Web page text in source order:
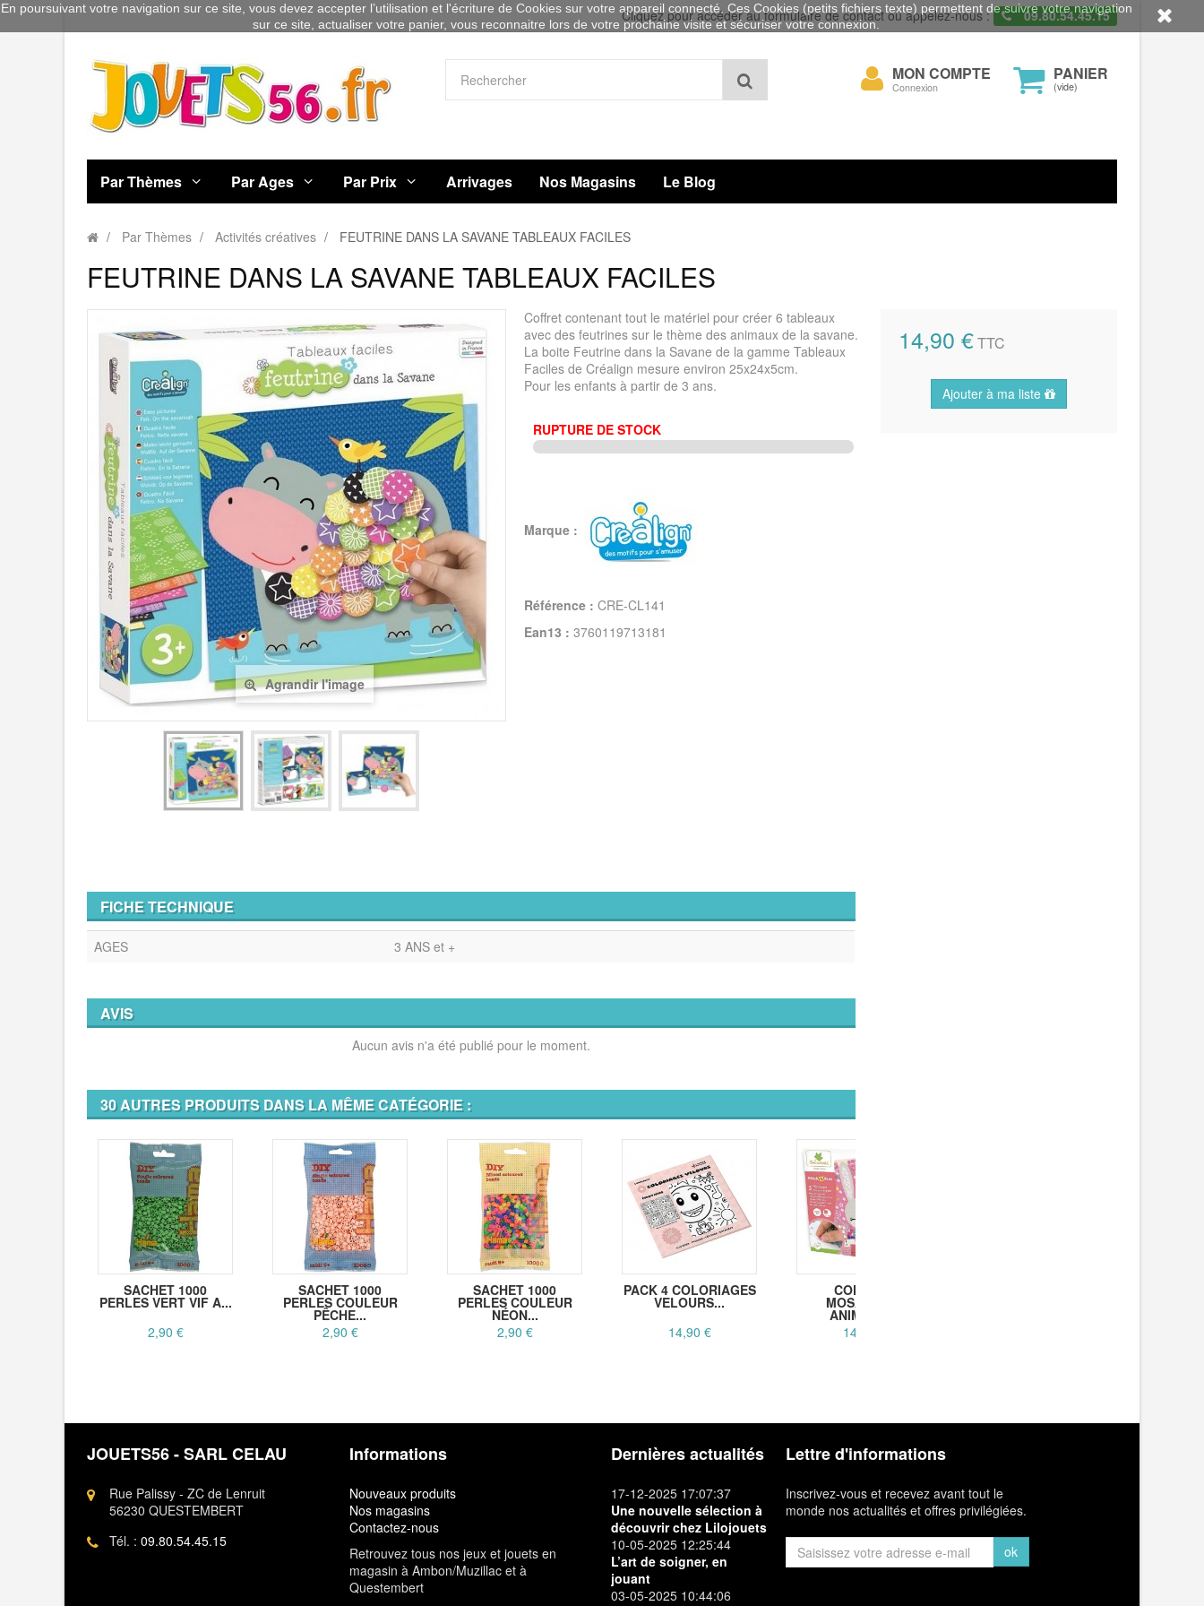
Cliquez pour accéder au formulaire de contact ou appelez-nous : 09.80.54.45.15
PANIER
(vide)
Mon
compte
MON COMPTE
Connexion
Par Thèmes Par Ages Par Prix Arrivages Nos Magasins Le Blog
Par Thèmes Activités créatives FEUTRINE DANS LA SAVANE TABLEAUX FACILES
FEUTRINE DANS LA SAVANE TABLEAUX FACILES
Agrandir l'image
14,90 €TTC
Ajouter à ma liste
Coffret contenant tout le matériel pour créer 6 tableaux
avec des feutrines sur le thème des animaux de la savane.
La boite Feutrine dans la Savane de la gamme Tableaux
Faciles de Créalign mesure environ 25x24x5cm.
Pour les enfants à partir de 3 ans.
RUPTURE DE STOCK
Marque :
Référence : CRE-CL141
Ean13 : 3760119713181
FICHE TECHNIQUE
AGES 3 ANS et +
AVIS
Aucun avis n'a été publié pour le moment.
30 AUTRES PRODUITS DANS LA MÊME CATÉGORIE :
SACHET 1000
PERLES VERT VIF A...
2,90 €
SACHET 1000
PERLES COULEUR
PÊCHE...
2,90 €
SACHET 1000
PERLES COULEUR
NÉON...
2,90 €
PACK 4 COLORIAGES
VELOURS...
14,90 €
COFFRET
MOSAÏQUES
ANIMAUX...
14,90 €
JOUETS56 - SARL CELAU
Rue Palissy - ZC de Lenruit
56230 QUESTEMBERT
Tél. : 09.80.54.45.15
Informations
Nouveaux produits
Nos magasins
Contactez-nous
Retrouvez tous nos jeux et jouets en
magasin à Ambon/Muzillac et à
Questembert
Dernières actualités
17-12-2025 17:07:37
Une nouvelle sélection à
découvrir chez Lilojouets
10-05-2025 12:25:44
L’art de soigner, en
jouant
03-05-2025 10:44:06
Lettre d'informations
Inscrivez-vous et recevez avant tout le
monde nos actualités et offres privilégiées.
ok
En poursuivant votre navigation sur ce site, vous devez accepter l’utilisation et l'écriture de Cookies sur votre appareil connecté. Ces Cookies (petits fichiers texte) permettent de suivre votre navigation
sur ce site, actualiser votre panier, vous reconnaitre lors de votre prochaine visite et sécuriser votre connexion.